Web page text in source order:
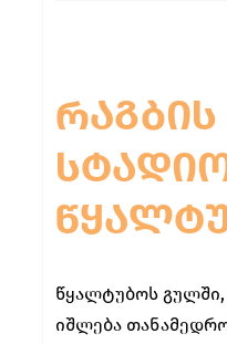
ᲠᲐᲒᲑᲘᲡ
წყალტუბოს
იშლება